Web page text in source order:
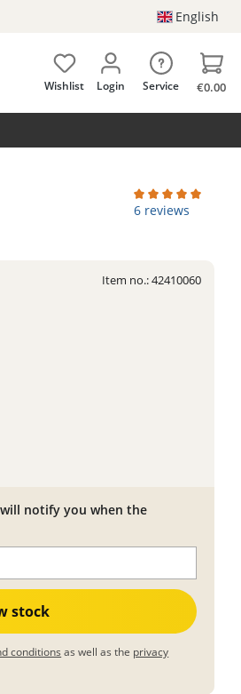
English
Wishlist Login Service €0.00
Average rating of
6 reviews
notify you when the
stock
conditions as well as the privacy
Item no.:42410060